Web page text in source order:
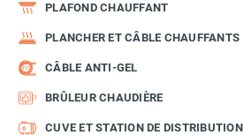
PLAFOND CHAUFFANT
PLANCHER ET CÂBLE CHAUFFANTS
CÂBLE ANTI-GEL
BRÛLEUR CHAUDIÈRE
CUVE ET STATION DE DISTRIBUTION